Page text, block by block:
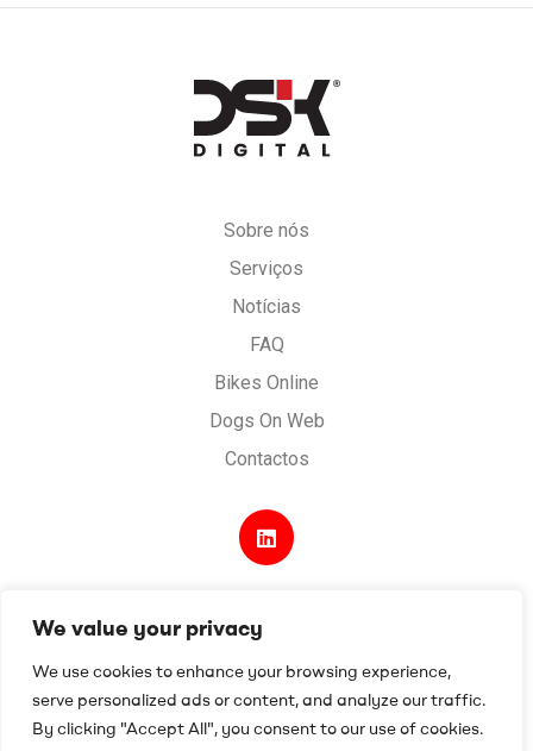
We value your privacy
We use cookies to enhance your browsing experience,
serve personalized ads or content, and analyze our traffic.
By clicking "Accept All", you consent to our use of cookies.
e depois do lançamento em Portugal, ainda este ano,
Sobre nós
Serviços
Notícias
FAQ
Bikes Online
Dogs On Web
Contactos
Desenvolvido porDigital Spirit.Termos e condições
Política de Privacidade e Cookies.Livro de reclamações